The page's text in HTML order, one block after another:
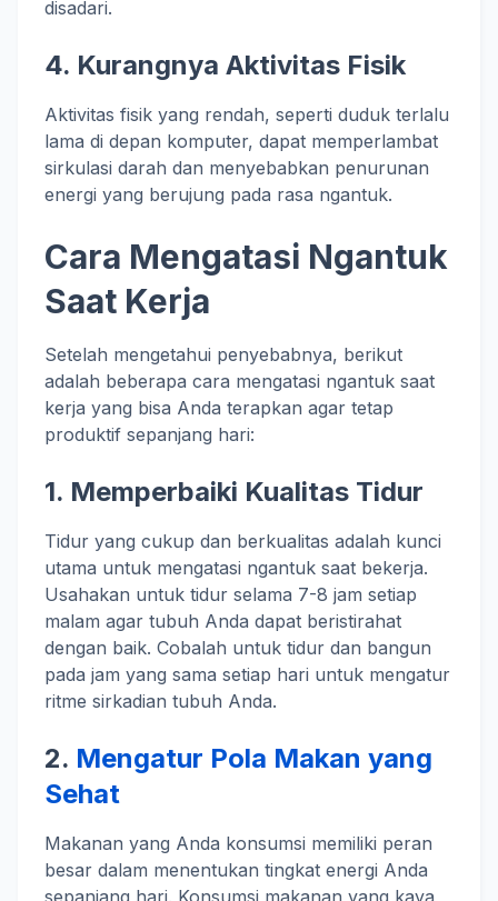
disadari.
4. Kurangnya Aktivitas Fisik
Aktivitas fisik yang rendah, seperti duduk terlalu
lama di depan komputer, dapat memperlambat
sirkulasi darah dan menyebabkan penurunan
energi yang berujung pada rasa ngantuk.
Cara Mengatasi Ngantuk
Saat Kerja
Setelah mengetahui penyebabnya, berikut
adalah beberapa cara mengatasi ngantuk saat
kerja yang bisa Anda terapkan agar tetap
produktif sepanjang hari:
1. Memperbaiki Kualitas Tidur
Tidur yang cukup dan berkualitas adalah kunci
utama untuk mengatasi ngantuk saat bekerja.
Usahakan untuk tidur selama 7-8 jam setiap
malam agar tubuh Anda dapat beristirahat
dengan baik. Cobalah untuk tidur dan bangun
pada jam yang sama setiap hari untuk mengatur
ritme sirkadian tubuh Anda.
2. Mengatur Pola Makan yang
Sehat
Makanan yang Anda konsumsi memiliki peran
besar dalam menentukan tingkat energi Anda
sepanjang hari. Konsumsi makanan yang kaya